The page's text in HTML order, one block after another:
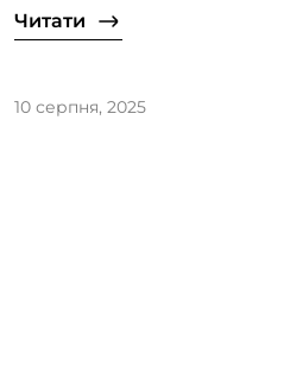
Читати
10 серпня, 2025